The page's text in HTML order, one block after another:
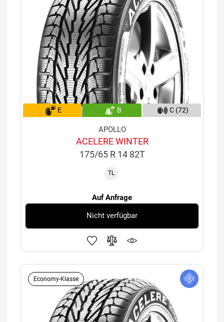
E B C (72)
APOLLO
ACELERE WINTER
175/65 R 14 82T
TL
Auf Anfrage
Nicht verfügbar
Economy-Klasse